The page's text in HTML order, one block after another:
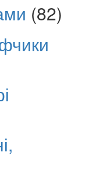
(82)